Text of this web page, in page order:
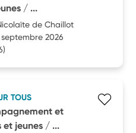
/ ...
de Chaillot
2026
TOUS
et
et jeunes / ...